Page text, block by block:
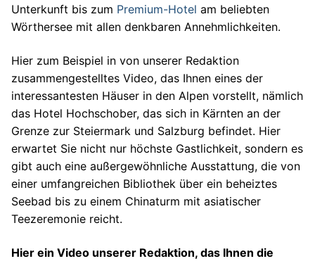
Unterkunft bis zum Premium-Hotel am beliebten
Wörthersee mit allen denkbaren Annehmlichkeiten.
Hier zum Beispiel in von unserer Redaktion
zusammengestelltes Video, das Ihnen eines der
interessantesten Häuser in den Alpen vorstellt, nämlich
das Hotel Hochschober, das sich in Kärnten an der
Grenze zur Steiermark und Salzburg befindet. Hier
erwartet Sie nicht nur höchste Gastlichkeit, sondern es
gibt auch eine außergewöhnliche Ausstattung, die von
einer umfangreichen Bibliothek über ein beheiztes
Seebad bis zu einem Chinaturm mit asiatischer
Teezeremonie reicht.
Hier ein Video unserer Redaktion, das Ihnen die